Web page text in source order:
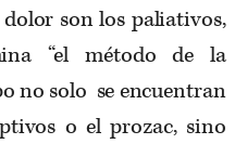
son los paliativos,
“el método de la
no solo se encuentran
o el prozac, sino